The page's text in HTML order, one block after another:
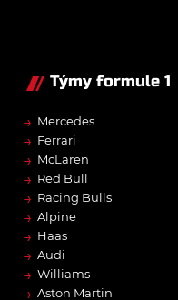
Týmy formule 1
→ Mercedes
→ Ferrari
→ McLaren
→ Red Bull
→ Racing Bulls
→ Alpine
→ Haas
→ Audi
→ Williams
→ Aston Martin